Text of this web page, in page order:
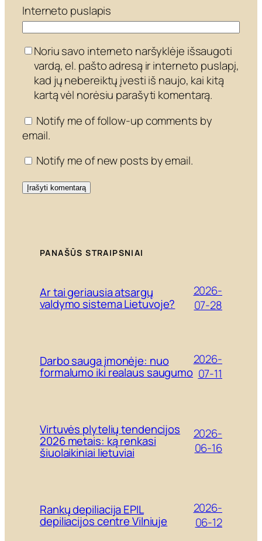
Interneto puslapis
Noriu savo interneto naršyklėje išsaugoti
vardą, el. pašto adresą ir interneto puslapį,
kad jų nebereiktų įvesti iš naujo, kai kitą
kartą vėl norėsiu parašyti komentarą.
Notify me of follow-up comments by
email.
Notify me of new posts by email.
PANAŠŪS STRAIPSNIAI
Ar tai geriausia atsargų
valdymo sistema Lietuvoje?
2026-
07-28
Darbo sauga įmonėje: nuo
formalumo iki realaus saugumo
2026-
07-11
Virtuvės plytelių tendencijos
2026 metais: ką renkasi
šiuolaikiniai lietuviai
2026-
06-16
Rankų depiliacija EPIL
depiliacijos centre Vilniuje
2026-
06-12